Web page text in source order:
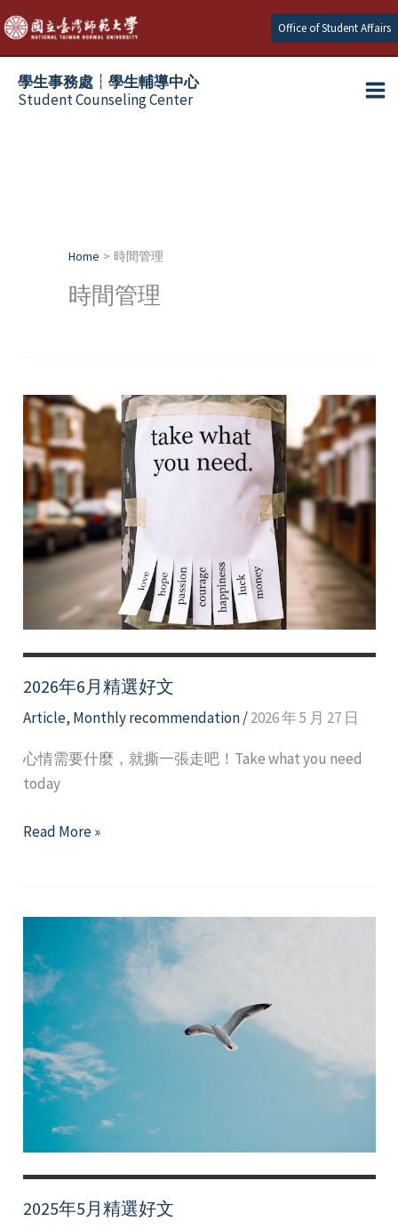
Skip
to
content
Office of Student Affairs
學生事務處┆學生輔導中心
Student Counseling Center
Home 時間管理
時間管理
2026年6月精選好文
Article, Monthly recommendation/2026 年 5 月 27 日
心情需要什麼，就撕一張走吧！Take what you need
today
2026
選
好
文
Read More »
2025年5月精選好文